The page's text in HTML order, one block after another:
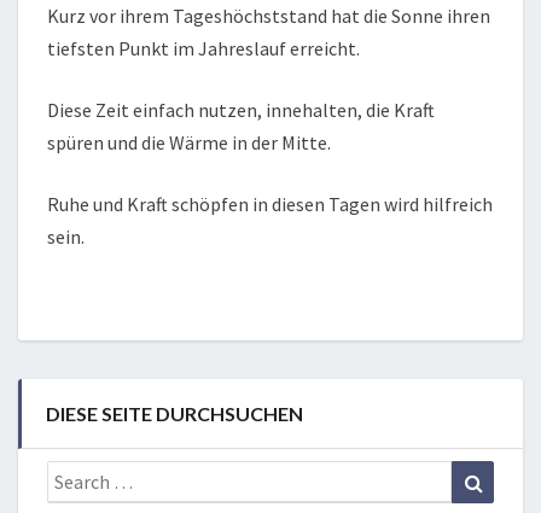
Kurz vor ihrem Tageshöchststand hat die Sonne ihren
tiefsten Punkt im Jahreslauf erreicht.
Diese Zeit einfach nutzen, innehalten, die Kraft
spüren und die Wärme in der Mitte.
Ruhe und Kraft schöpfen in diesen Tagen wird hilfreich
sein.
DIESE SEITE DURCHSUCHEN
Search
for: